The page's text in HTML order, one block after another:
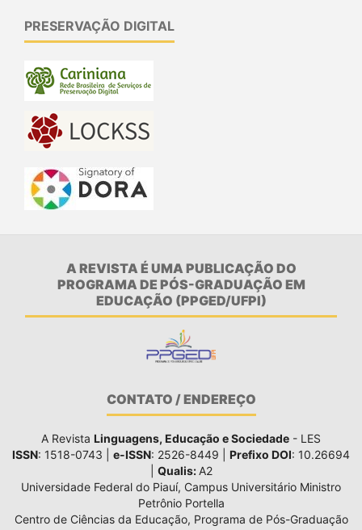
PRESERVAÇÃO DIGITAL
A REVISTA É UMA PUBLICAÇÃO DO
PROGRAMA DE PÓS-GRADUAÇÃO EM
EDUCAÇÃO (PPGED/UFPI)
CONTATO / ENDEREÇO
A Revista Linguagens, Educação e Sociedade - LES
ISSN: 1518-0743 | e-ISSN: 2526-8449 | Prefixo DOI: 10.26694
Qualis: A2
Universidade Federal do Piauí, Campus Universitário Ministro
Petrônio Portella
Centro de Ciências da Educação, Programa de Pós-Graduação